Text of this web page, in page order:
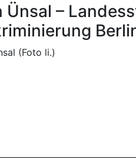
Ünsal –
(Foto li.)